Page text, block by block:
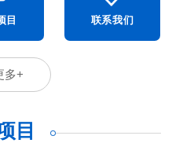
目 联系我们
多+
目